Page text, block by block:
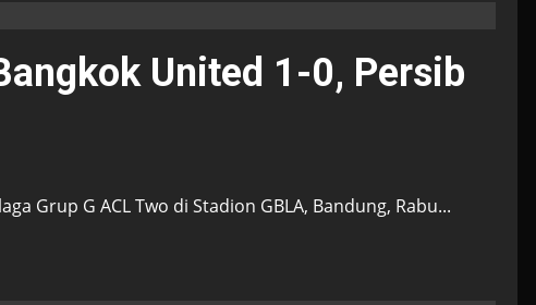
United 1-0, Persib
Grup G ACL Two di Stadion GBLA, Bandung, Rabu...